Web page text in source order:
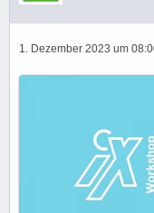
1. Dezember 2023 um